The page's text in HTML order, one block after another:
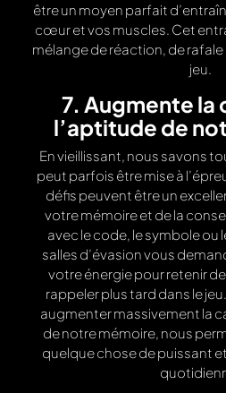
être un moyen parfait
cœur et vos muscles. Cet
mélange de réaction, de
jeu.
7. Augmente la
l’aptitude de
En vieillissant, nous savons
peut parfois être mise à
défis peuvent être un
votre mémoire et de la
avec le code, le symbole ou
salles d’évasion vous
votre énergie pour retenir
rappeler plus tard dans le
augmenter massivement la
de notre mémoire, nous
quelque chose de puissant